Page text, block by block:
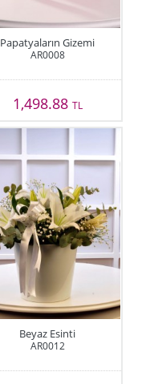
Papatyaların Gizemi
AR0008
1,498.88 TL
Beyaz Esinti
AR0012